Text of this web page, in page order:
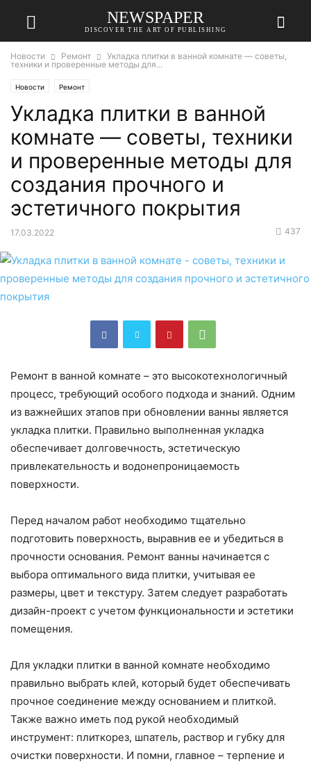
NEWSPAPER
DISCOVER THE ART OF PUBLISHING
Новости Ремонт
Укладка плитки в ванной комнате — советы,
техники и проверенные методы для...
Новости Ремонт
Укладка плитки в ванной
комнате — советы, техники
и проверенные методы для
создания прочного и
эстетичного покрытия
17.03.2022 437
Ремонт в ванной комнате – это высокотехнологичный
процесс, требующий особого подхода и знаний. Одним
из важнейших этапов при обновлении ванны является
укладка плитки. Правильно выполненная укладка
обеспечивает долговечность, эстетическую
привлекательность и водонепроницаемость
поверхности.
Перед началом работ необходимо тщательно
подготовить поверхность, выравнив ее и убедиться в
прочности основания. Ремонт ванны начинается с
выбора оптимального вида плитки, учитывая ее
размеры, цвет и текстуру. Затем следует разработать
дизайн-проект с учетом функциональности и эстетики
помещения.
Для укладки плитки в ванной комнате необходимо
правильно выбрать клей, который будет обеспечивать
прочное соединение между основанием и плиткой.
Также важно иметь под рукой необходимый
инструмент: плиткорез, шпатель, раствор и губку для
очистки поверхности. И помни, главное – терпение и